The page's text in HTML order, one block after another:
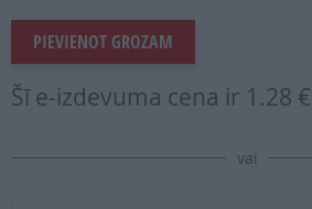
PIEVIENOT GROZAM
Šī e-izdevuma cena ir 1.28 €
vai